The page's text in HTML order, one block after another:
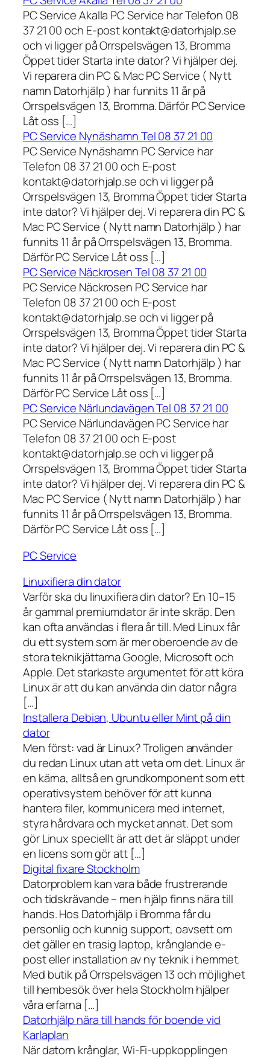
PC Service Akalla PC Service har Telefon 08
37 21 00 och E-post kontakt@datorhjalp.se
och vi ligger på Orrspelsvägen 13, Bromma
Öppet tider Starta inte dator? Vi hjälper dej.
Vi reparera din PC & Mac PC Service ( Nytt
namn Datorhjälp ) har funnits 11 år på
Orrspelsvägen 13, Bromma. Därför PC Service
Låt oss […]
PC Service Nynäshamn Tel 08 37 21 00
PC Service Nynäshamn PC Service har
Telefon 08 37 21 00 och E-post
kontakt@datorhjalp.se och vi ligger på
Orrspelsvägen 13, Bromma Öppet tider Starta
inte dator? Vi hjälper dej. Vi reparera din PC &
Mac PC Service ( Nytt namn Datorhjälp ) har
funnits 11 år på Orrspelsvägen 13, Bromma.
Därför PC Service Låt oss […]
PC Service Näckrosen Tel 08 37 21 00
PC Service Näckrosen PC Service har
Telefon 08 37 21 00 och E-post
kontakt@datorhjalp.se och vi ligger på
Orrspelsvägen 13, Bromma Öppet tider Starta
inte dator? Vi hjälper dej. Vi reparera din PC &
Mac PC Service ( Nytt namn Datorhjälp ) har
funnits 11 år på Orrspelsvägen 13, Bromma.
Därför PC Service Låt oss […]
PC Service Närlundavägen Tel 08 37 21 00
PC Service Närlundavägen PC Service har
Telefon 08 37 21 00 och E-post
kontakt@datorhjalp.se och vi ligger på
Orrspelsvägen 13, Bromma Öppet tider Starta
inte dator? Vi hjälper dej. Vi reparera din PC &
Mac PC Service ( Nytt namn Datorhjälp ) har
funnits 11 år på Orrspelsvägen 13, Bromma.
Därför PC Service Låt oss […]
PC Service
Linuxifiera din dator
Varför ska du linuxifiera din dator? En 10–15
år gammal premiumdator är inte skräp. Den
kan ofta användas i flera år till. Med Linux får
du ett system som är mer oberoende av de
stora teknikjättarna Google, Microsoft och
Apple. Det starkaste argumentet för att köra
Linux är att du kan använda din dator några
[…]
Installera Debian, Ubuntu eller Mint på din
dator
Men först: vad är Linux? Troligen använder
du redan Linux utan att veta om det. Linux är
en kärna, alltså en grundkomponent som ett
operativsystem behöver för att kunna
hantera filer, kommunicera med internet,
styra hårdvara och mycket annat. Det som
gör Linux speciellt är att det är släppt under
en licens som gör att […]
Digital fixare Stockholm
Datorproblem kan vara både frustrerande
och tidskrävande – men hjälp finns nära till
hands. Hos Datorhjälp i Bromma får du
personlig och kunnig support, oavsett om
det gäller en trasig laptop, krånglande e-
post eller installation av ny teknik i hemmet.
Med butik på Orrspelsvägen 13 och möjlighet
till hembesök över hela Stockholm hjälper
våra erfarna […]
Datorhjälp nära till hands för boende vid
Karlaplan
När datorn krånglar, Wi-Fi-uppkopplingen